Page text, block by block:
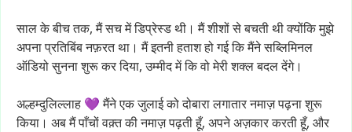
सालकेबीचतक, मैंसचमेंडिप्रेस्डथी। मैंशीशोंसेबचतीथीक्योंकिमुझे
अपनाप्रतिबिंबनफ़रतथा। मैंइतनीहताशहोगईकिमैंनेसब्लिमिनल
ऑडियोसुननाशुरूकरदिया, उम्मीदमेंकिवोमेरीशक्लबदलदेंगे।
अल्हम्दुलिल्लाह 💜 मैंनेएकजुलाईकोदोबारालगातारनमाज़पढ़नाशुरू
किया। अबमैंपाँचोंवक़्तकीनमाज़पढ़तीहूँ, अपनेअज़कारकरतीहूँ, और